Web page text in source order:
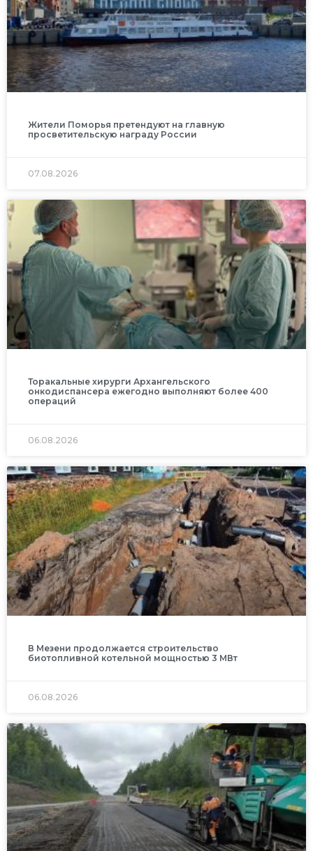
Жители Поморья претендуют на главную
просветительскую награду России
07.08.2026
Торакальные хирурги Архангельского
онкодиспансера ежегодно выполняют более 400
операций
06.08.2026
В Мезени продолжается строительство
биотопливной котельной мощностью 3 МВт
06.08.2026